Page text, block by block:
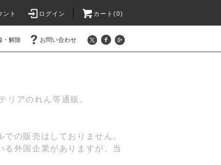
ント ログイン カート(0)
・解除 お問い合わせ
リアのれん等通販。
の販売はしておりません。
外国企業がありますが、当